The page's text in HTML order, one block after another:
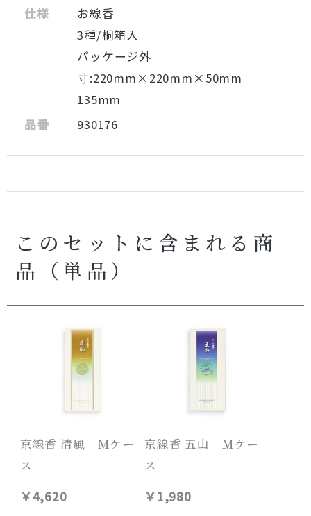
仕様
お線香
3種/桐箱入
パッケージ外
寸:220mm×220mm×50mm
135mm
品番
930176
このセットに含まれる商
品（単品）
京線香 清風 Ｍケー
ス
￥4,620
京線香 五山 Ｍケー
ス
￥1,980